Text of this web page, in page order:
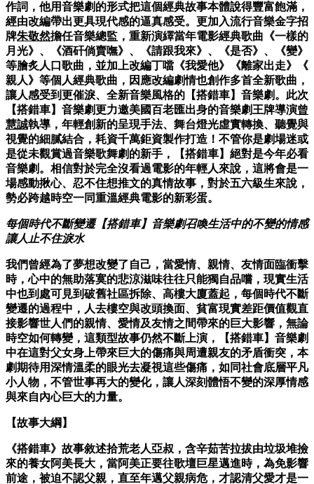
作詞，他用音樂劇的形式把這個經典故事本體說得豐富飽滿，
經由改編帶出更具現代感的逼真感受。更加 入流行音樂金字招
牌朱敬然擔任音樂總監，重新演繹當年電影經典歌曲《一樣的
月光》、《酒矸倘賣嘸》、《請跟我來》、《是否》、《變》
等膾炙人口歌曲，並加上改編丁噹《我愛他》《離家出走》《
親人》等個人經典歌曲，因應改編劇情也創作多首全新歌曲，
讓人感受到更催淚、全新音樂風格的【搭錯車】音樂劇。此次
【搭錯車】音樂劇更力邀美國百老匯出身的音樂劇王牌導演曾
慧誠執導 ，年輕創新的呈現手法、舞台燈光虛實轉換、聽覺與
視覺的細膩結合 ，耗資千萬鉅資製作打造！不管你是劇場迷或
是從未觀賞過音樂歌舞劇的新手，【搭錯車】絕對是今年必看
音樂劇。相信對於完全沒看過電影的年輕人來說，這將會是一
場感動揪心、忍不住想推文的真情故事，對於五六級生來說，
勢必跨越時空一同重溫經典電影的新彩蛋。
每個時代不斷變遷【搭錯車】音樂劇召喚生活中的不變的情感
讓人 止不住淚水
我們曾經為了夢想改變了自己，當愛情、親情、友情面臨衝擊
時，心中的無助落寞的悲涼滋味往往只能獨自品嚐，現實生活
中也到處可見到破舊社區拆除、高樓大廈蓋起，每個時代不斷
變遷的過程中，人去樓空與改頭換面、貧富現實差距價值觀直
接影響世人們的親情、愛情及友情之間帶來的巨大影響，無論
時空如何轉變，這類型故事仍然不斷上演，【搭錯車】音樂劇
中在這對父女身上帶來巨大的傷痛與周遭親友的矛盾衝突，本
劇期待用深情溫柔的眼光去凝視這些傷痛，如同社會底層平凡
小人物，不管世事再大的變化，讓人深刻體悟不變的深厚情感
與來自內心巨大的力量。
【故事大綱】
《搭錯車》故事敘述拾荒老人亞叔，含辛茹苦拉拔由垃圾堆撿
來的養女阿美長大，當阿美正要往歌壇巨星邁進時，為免影響
前途，被迫不認父親，直至年邁父親病危，才認清父愛才是一